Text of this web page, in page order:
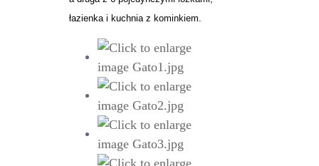
łazienka i kuchnia z kominkiem.